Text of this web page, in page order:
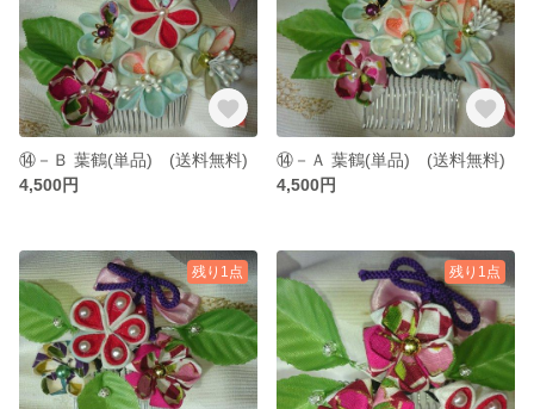
⑭－Ｂ 葉鶴(単品) (送料無料)
4,500円
⑭－Ａ 葉鶴(単品) (送料無料)
4,500円
残り1点 残り1点